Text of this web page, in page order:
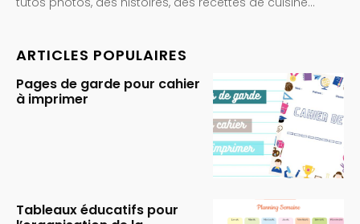
ARTICLES POPULAIRES
Pages de garde pour cahier
à imprimer
Tableaux éducatifs pour